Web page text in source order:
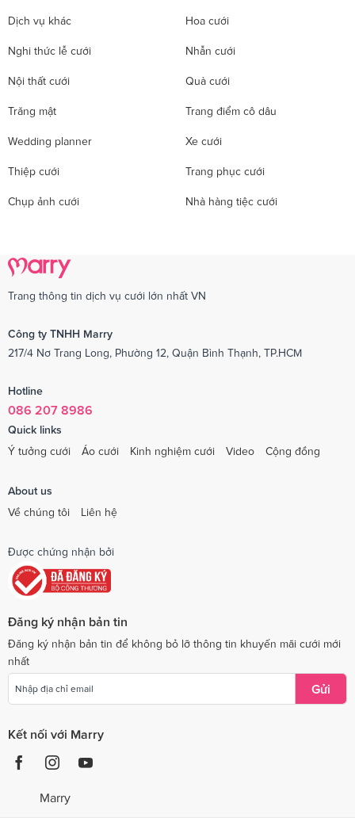
Dịch vụ khác Hoa cưới
Nghi thức lễ cưới Nhẫn cưới
Nội thất cưới Quà cưới
Trăng mật Trang điểm cô dâu
Wedding planner Xe cưới
Thiệp cưới Trang phục cưới
Chụp ảnh cưới Nhà hàng tiệc cưới
Trang thông tin dịch vụ cưới lớn nhất VN
Công ty TNHH Marry
217/4 Nơ Trang Long, Phường 12, Quận Bình Thạnh, TP.HCM
Hotline
086 207 8986
Quick links
Ý tưởng cưới
Áo cưới Kinh nghiệm cưới Video Cộng đồng
About us
Về chúng tôi
Liên hệ
Được chứng nhận bởi
Đăng ký nhận bản tin
Đăng ký nhận bản tin để không bỏ lỡ thông tin khuyến mãi cưới mới
nhất
Gửi
Kết nối với Marry
Marry